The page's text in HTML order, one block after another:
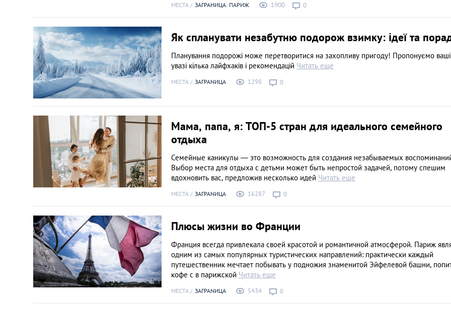
МЕСТА ЗАГРАНИЦА. ПАРИЖ 1900 0
Як спланувати незабутню подорож взимку: ідеї та
Планування подорожі може перетворитися на захопливу пригоду! Пропонуємо
увазі кілька лайфхаків і рекомендацій Читать еще
МЕСТА ЗАГРАNИЦА 1298 0
Мама, папа, я: ТОП-5 стран для идеального семейного
отдыха
Семейные каникулы — это возможность для создания незабываемых
Выбор места для отдыха с детьми может быть непростой задачей, потому спешим
вдохновить вас, предложив несколько идей Читать еще
МЕСТА ЗАГРАNИЦА 16287 0
Плюсы жизни во Франции
Франция всегда привлекала своей красотой и романтичной атмосферой. Париж
одним из самых популярных туристических направлений: практически каждый
путешественник мечтает побывать у подножия знаменитой Эйфелевой башни,
кофе с в парижской Читать еще
МЕСТА ЗАГРАNИЦА 5434 0